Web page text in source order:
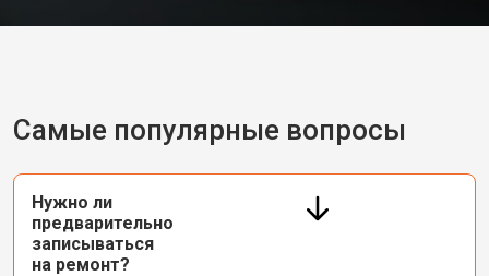
Самые популярные вопросы
Нужно ли
предварительно
записываться
на ремонт?